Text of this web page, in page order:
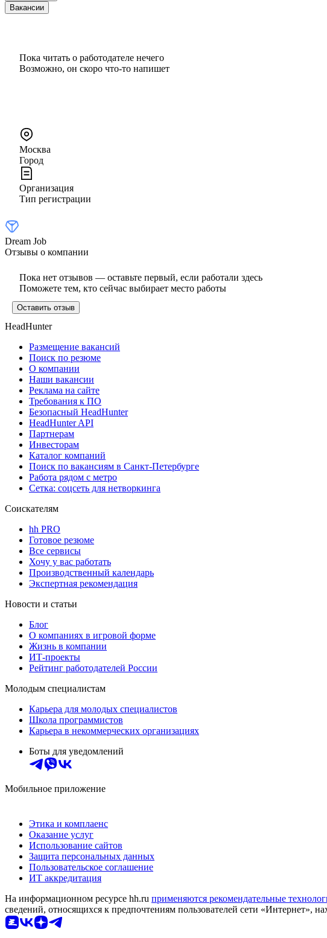
Вакансии
Пока читать о работодателе нечего
Возможно, он скоро что‑то напишет
Москва
Город
Организация
Тип регистрации
Dream Job
Отзывы о компании
Пока нет отзывов — оставьте первый, если работали здесь
Поможете тем, кто сейчас выбирает место работы
Оставить отзыв
HeadHunter
Размещение вакансий
Поиск по резюме
О компании
Наши вакансии
Реклама на сайте
Требования к ПО
Безопасный HeadHunter
HeadHunter API
Партнерам
Инвесторам
Каталог компаний
Поиск по вакансиям в Санкт-Петербурге
Работа рядом с метро
Сетка: соцсеть для нетворкинга
Соискателям
hh PRO
Готовое резюме
Все сервисы
Хочу у вас работать
Производственный календарь
Экспертная рекомендация
Новости и статьи
Блог
О компаниях в игровой форме
Жизнь в компании
ИТ-проекты
Рейтинг работодателей России
Молодым специалистам
Карьера для молодых специалистов
Школа программистов
Карьера в некоммерческих организациях
Боты для уведомлений
Мобильное приложение
Этика и комплаенс
Оказание услуг
Использование сайтов
Защита персональных данных
Пользовательское соглашение
ИТ аккредитация
На информационном ресурсе hh.ru применяются рекомендательные
сведений, относящихся к предпочтениям пользователей сети «Интернет»,